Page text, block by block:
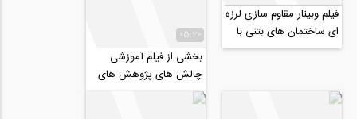
فیلم وبینار مقاوم سازی لرزه
ای ساختمان های بتنی با
FRP
05:20
بخشی از فیلم آموزشی
چالش های پژوهش های
عددی در مسیر انتشار مقاله
موفق، قسمت اول...